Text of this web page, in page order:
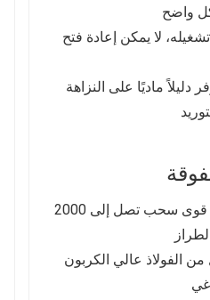
واضح
لا يمكن إعادة فتح
دليلاً ماديًا على النزاهة
قوة شد استثنائية: تتحمل قوى سحب تصل إلى 2000
الفولاذ عالي الكربون